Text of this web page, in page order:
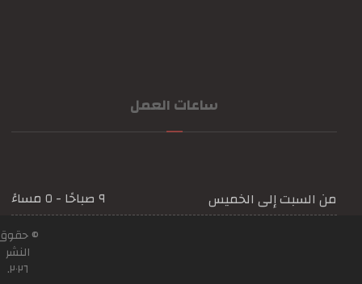
ساعات العمل
من السبت إلى الخميس ٩ صباحًا - ٥ مساءً
©
النشر
٢٠٢٦.